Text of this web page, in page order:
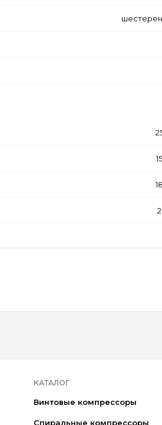
КАТАЛОГ
Винтовые компрессоры
Спиральные компрессоры